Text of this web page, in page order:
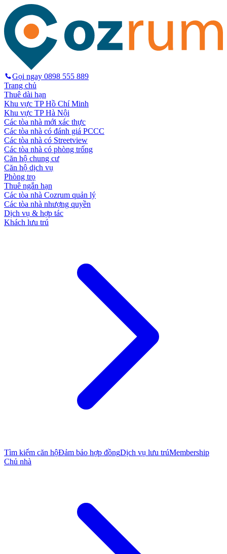
Gọi ngay 0898 555 889
Trang chủ
Thuê dài hạn
Khu vực TP Hồ Chí Minh
Khu vực TP Hà Nội
Các tòa nhà mới xác thực
Các tòa nhà có đánh giá PCCC
Các tòa nhà có Streetview
Các tòa nhà có phòng trống
Căn hộ chung cư
Căn hộ dịch vụ
Phòng trọ
Thuê ngắn hạn
Các tòa nhà Cozrum quản lý
Các tòa nhà nhượng quyền
Dịch vụ & hợp tác
Khách lưu trú
Tìm kiếm căn hộĐảm bảo hợp đồngDịch vụ lưu trúMembership
Chủ nhà